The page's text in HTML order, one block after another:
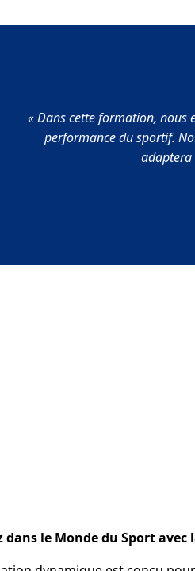
« Dans cette formation, nous
performance du sportif.
adaptera
dans le Monde du Sport